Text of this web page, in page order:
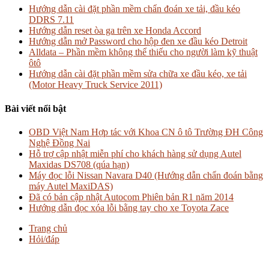
Hướng dẫn cài đặt phần mềm chẩn đoán xe tải, đầu kéo
DDRS 7.11
Hướng dẫn reset òa ga trên xe Honda Accord
Hướng dẫn mở Password cho hộp đen xe đầu kéo Detroit
Alldata – Phần mềm không thể thiếu cho người làm kỹ thuật
ôtô
Hướng dẫn cài đặt phần mềm sửa chữa xe đầu kéo, xe tải
(Motor Heavy Truck Service 2011)
Bài viết nổi bật
OBD Việt Nam Hợp tác với Khoa CN ô tô Trường ĐH Công
Nghệ Đồng Nai
Hỗ trợ cập nhật miễn phí cho khách hàng sử dụng Autel
Maxidas DS708 (qúa hạn)
Máy đọc lỗi Nissan Navara D40 (Hướng dẫn chẩn đoán bằng
máy Autel MaxiDAS)
Đã có bản cập nhật Autocom Phiên bản R1 năm 2014
Hướng dẫn đọc xóa lỗi bằng tay cho xe Toyota Zace
Trang chủ
Hỏi/đáp